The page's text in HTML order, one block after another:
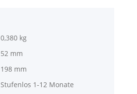
0,380 kg
52 mm
198 mm
Stufenlos 1-12 Monate